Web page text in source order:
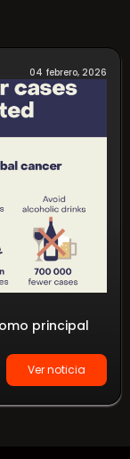
04 febrero, 2026
principal
Ver noticia